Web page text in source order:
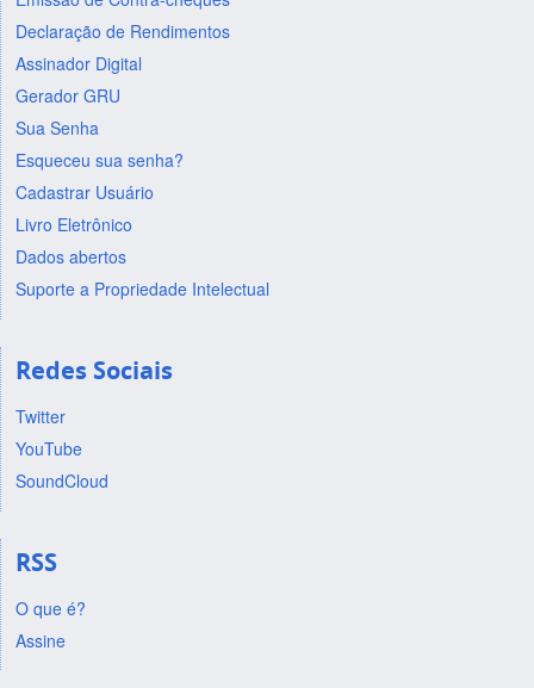
Declaração de Rendimentos
Assinador Digital
Gerador GRU
Sua Senha
Esqueceu sua senha?
Cadastrar Usuário
Livro Eletrônico
Dados abertos
Suporte a Propriedade Intelectual
Redes Sociais
Twitter
YouTube
SoundCloud
RSS
O que é?
Assine